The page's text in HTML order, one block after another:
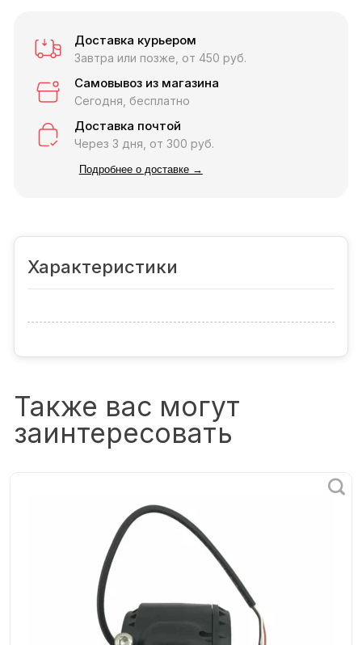
Доставка курьером
Завтра или позже, от 450 руб.
Самовывоз из магазина
Сегодня, бесплатно
Доставка почтой
Через 3 дня, от 300 руб.
Подробнее о доставке →
Характеристики
Также вас могут
заинтересовать